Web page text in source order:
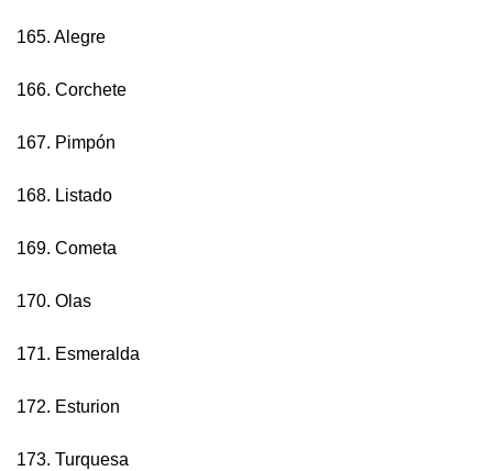
165. Alegre
166. Corchete
167. Pimpón
168. Listado
169. Cometa
170. Olas
171. Esmeralda
172. Esturion
173. Turquesa